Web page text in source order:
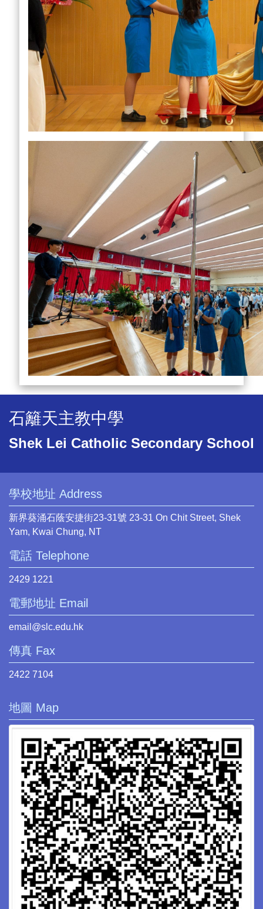
石籬天主教中學
Shek Lei Catholic Secondary School
學校地址 Address
新界葵涌石蔭安捷街23-31號 23-31 On Chit Street, Shek
Yam, Kwai Chung, NT
電話 Telephone
2429 1221
電郵地址 Email
email@slc.edu.hk
傳真 Fax
2422 7104
地圖 Map